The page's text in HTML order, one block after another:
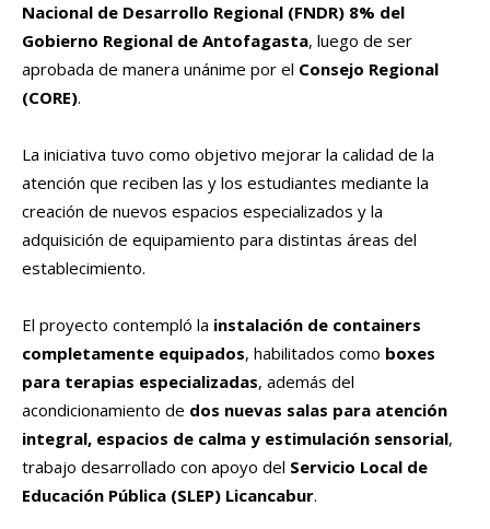
Nacional de Desarrollo Regional (FNDR) 8% del
Gobierno Regional de Antofagasta, luego de ser
aprobada de manera unánime por el Consejo Regional
(CORE).
La iniciativa tuvo como objetivo mejorar la calidad de la
atención que reciben las y los estudiantes mediante la
creación de nuevos espacios especializados y la
adquisición de equipamiento para distintas áreas del
establecimiento.
El proyecto contempló la instalación de containers
completamente equipados, habilitados como boxes
para terapias especializadas, además del
acondicionamiento de dos nuevas salas para atención
integral, espacios de calma y estimulación sensorial,
trabajo desarrollado con apoyo del Servicio Local de
Educación Pública (SLEP) Licancabur.